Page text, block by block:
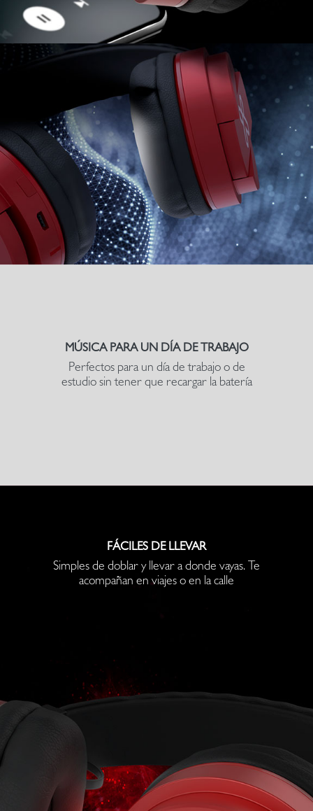
MÚSICA PARA UN DÍA DE TRABAJO
Perfectos para un día de trabajo o de
estudio sin tener que recargar la batería
FÁCILES DE LLEVAR
Simples de doblar y llevar a donde vayas. Te
acompañan en viajes o en la calle